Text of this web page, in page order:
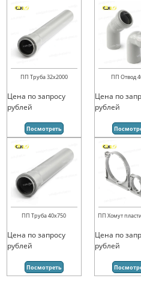
ПП Труба 32х2000
Цена по запросу
рублей
Посмотреть
ПП Отвод
Цена по
рублей
ПП Труба 40х750
Цена по запросу
рублей
Посмотреть
ПП Хомут
Цена по
рублей